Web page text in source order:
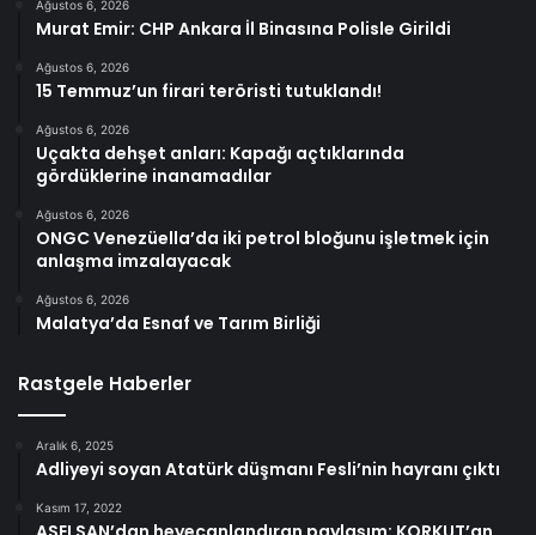
Ağustos 6, 2026
Murat Emir: CHP Ankara İl Binasına Polisle Girildi
Ağustos 6, 2026
15 Temmuz’un firari teröristi tutuklandı!
Ağustos 6, 2026
Uçakta dehşet anları: Kapağı açtıklarında
gördüklerine inanamadılar
Ağustos 6, 2026
ONGC Venezüella’da iki petrol bloğunu işletmek için
anlaşma imzalayacak
Ağustos 6, 2026
Malatya’da Esnaf ve Tarım Birliği
Rastgele Haberler
Aralık 6, 2025
Adliyeyi soyan Atatürk düşmanı Fesli’nin hayranı çıktı
Kasım 17, 2022